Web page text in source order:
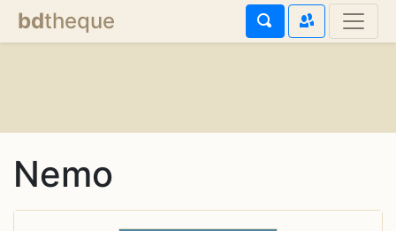
bdtheque
Nemo